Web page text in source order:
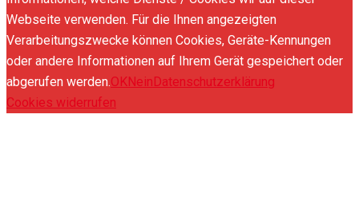
Webseite verwenden. Für die Ihnen angezeigten
Verarbeitungszwecke können Cookies, Geräte-Kennungen
oder andere Informationen auf Ihrem Gerät gespeichert oder
abgerufen werden.OKNeinDatenschutzerklärung
Cookies widerrufen